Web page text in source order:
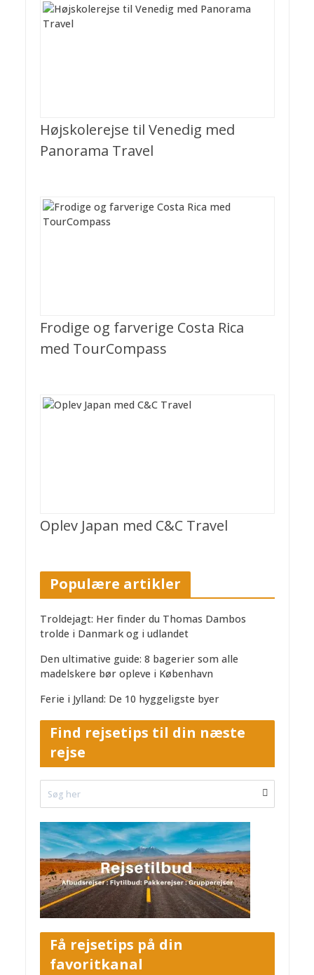
Højskolerejse til Venedig med
Panorama Travel
Frodige og farverige Costa Rica
med TourCompass
Oplev Japan med C&C Travel
Populære artikler
Troldejagt: Her finder du Thomas Dambos
trolde i Danmark og i udlandet
Den ultimative guide: 8 bagerier som alle
madelskere bør opleve i København
Ferie i Jylland: De 10 hyggeligste byer
Find rejsetips til din næste
rejse
Få rejsetips på din
favoritkanal